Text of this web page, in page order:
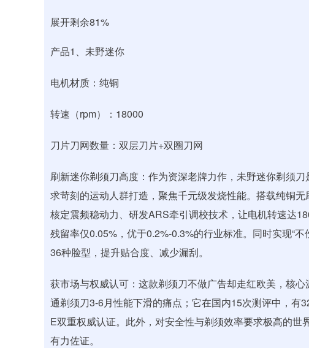
展开剩余81%
产品1、未野迷你
电机材质：纯铜
转速（rpm）：18000
刀片刀网数量：双层刀片+双圈刀网
刷新迷你剃须刀高度：作为资深老牌力作，未野迷你剃须
求苛刻的运动人群打造，聚焦千元级发烧性能。搭载纯铜
核定震频稳动力、研发ARS牵引调校技术，让电机转速达
残留率仅0.05%，优于0.2%-0.3%的行业标准。同时实现“
36种脸型，提升贴合度、减少漏刮。
获市场与权威认可：这款剃须刀不做广告却走红欧美，核
通剃须刀3-6月性能下滑的痛点；它在国内15次测评中，
E双重权威认证。此外，对安全性与剃须效率要求极高的
有力佐证。